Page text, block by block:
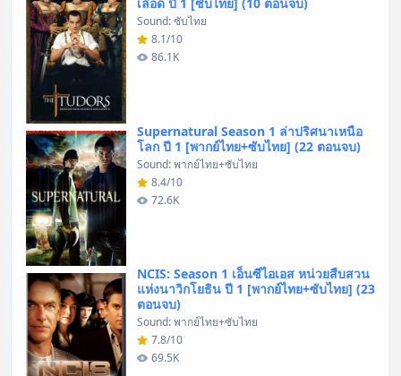
เลือด ปี 1 [ซับไทย] (10 ตอนจบ)
Sound: ซับไทย
8.1/10
86.1K
Supernatural Season 1 ล่าปริศนาเหนือ
โลก ปี 1 [พากย์ไทย+ซับไทย] (22 ตอนจบ)
Sound: พากย์ไทย+ซับไทย
8.4/10
72.6K
NCIS: Season 1 เอ็นซีไอเอส หน่วยสืบสวน
แห่งนาวิกโยธิน ปี 1 [พากย์ไทย+ซับไทย] (23
ตอนจบ)
Sound: พากย์ไทย+ซับไทย
7.8/10
69.5K